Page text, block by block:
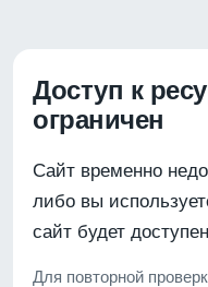
Доступ к
ограничен
Сайт временно
либо вы
сайт будет
Для повторной